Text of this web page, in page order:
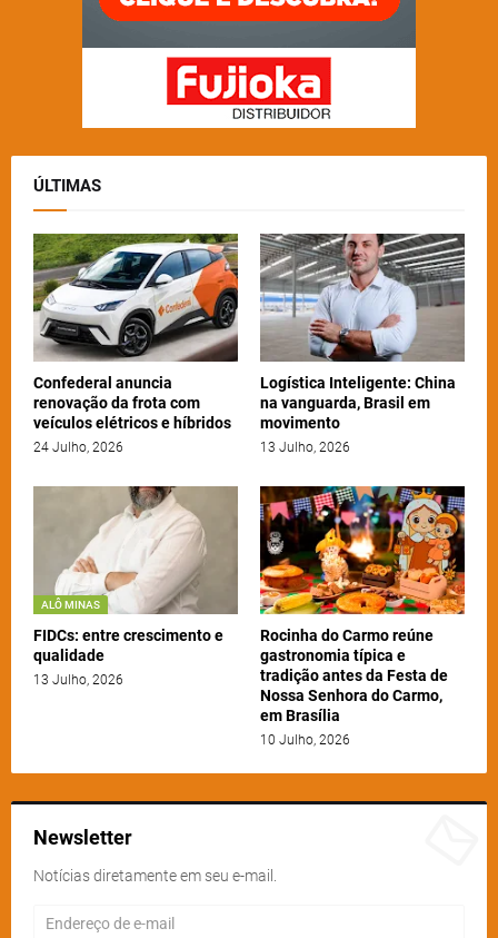
ÚLTIMAS
Confederal anuncia
renovação da frota com
veículos elétricos e híbridos
24 Julho, 2026
Logística Inteligente: China
na vanguarda, Brasil em
movimento
13 Julho, 2026
ALÔ MINAS
FIDCs: entre crescimento e
qualidade
13 Julho, 2026
Rocinha do Carmo reúne
gastronomia típica e
tradição antes da Festa de
Nossa Senhora do Carmo,
em Brasília
10 Julho, 2026
Newsletter
Notícias diretamente em seu e-mail.